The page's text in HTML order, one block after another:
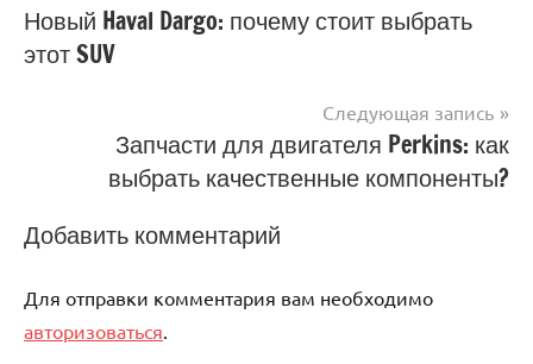
Навигация
по
Новый Haval Dargo: почему стоит выбрать
этот SUV
Следующая запись
Запчасти для двигателя Perkins: как
выбрать качественные компоненты?
Добавить комментарий
Для отправки комментария вам необходимо
авторизоваться